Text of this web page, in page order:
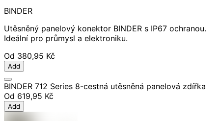
BINDER
Utěsněný panelový konektor BINDER s IP67 ochranou.
Ideální pro průmysl a elektroniku.
Od 380,95 Kč
Add
BINDER 712 Series 8-cestná utěsněná panelová zdířka
Od 619,95 Kč
Add